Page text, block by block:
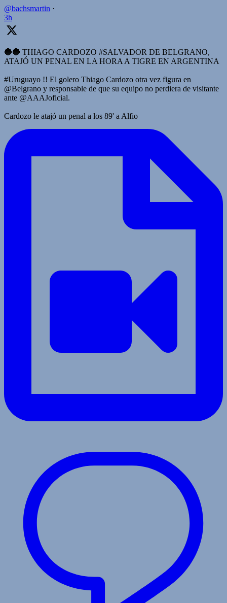
@bachsmartin ·
3h
🔵🔵 THIAGO CARDOZO #SALVADOR DE BELGRANO,
ATAJÓ UN PENAL EN LA HORA A TIGRE EN ARGENTINA
#Uruguayo !! El golero Thiago Cardozo otra vez figura en
@Belgrano y responsable de que su equipo no perdiera de visitante
ante @AAAJoficial.
Cardozo le atajó un penal a los 89' a Alfio